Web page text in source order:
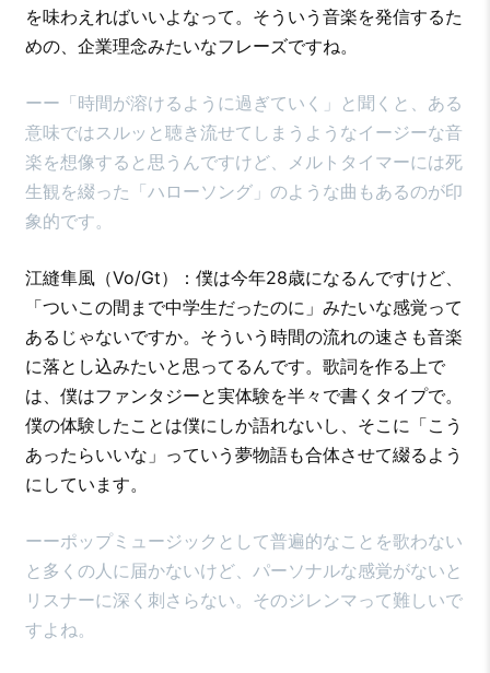
を味わえればいいよなって。そういう音楽を発信するた
めの、企業理念みたいなフレーズですね。
ーー「時間が溶けるように過ぎていく」と聞くと、ある
意味ではスルッと聴き流せてしまうようなイージーな音
楽を想像すると思うんですけど、メルトタイマーには死
生観を綴った「ハローソング」のような曲もあるのが印
象的です。
江縫隼風（Vo/Gt）：僕は今年28歳になるんですけど、
「ついこの間まで中学生だったのに」みたいな感覚って
あるじゃないですか。そういう時間の流れの速さも音楽
に落とし込みたいと思ってるんです。歌詞を作る上で
は、僕はファンタジーと実体験を半々で書くタイプで。
僕の体験したことは僕にしか語れないし、そこに「こう
あったらいいな」っていう夢物語も合体させて綴るよう
にしています。
ーーポップミュージックとして普遍的なことを歌わない
と多くの人に届かないけど、パーソナルな感覚がないと
リスナーに深く刺さらない。そのジレンマって難しいで
すよね。